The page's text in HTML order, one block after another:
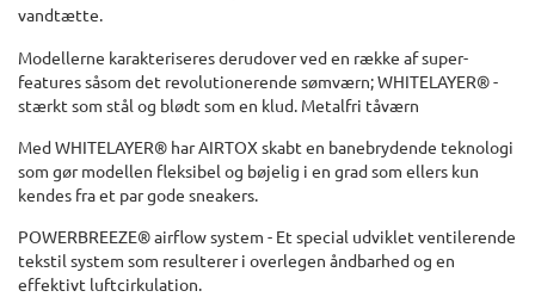
vandtætte.
Modellerne karakteriseres derudover ved en række af super-
features såsom det revolutionerende sømværn; WHITELAYER® -
stærkt som stål og blødt som en klud. Metalfri tåværn
Med WHITELAYER® har AIRTOX skabt en banebrydende teknologi
som gør modellen fleksibel og bøjelig i en grad som ellers kun
kendes fra et par gode sneakers.
POWERBREEZE® airflow system - Et special udviklet ventilerende
tekstil system som resulterer i overlegen åndbarhed og en
effektivt luftcirkulation.